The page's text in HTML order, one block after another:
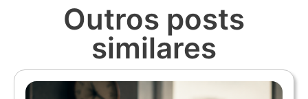
Outros posts
similares